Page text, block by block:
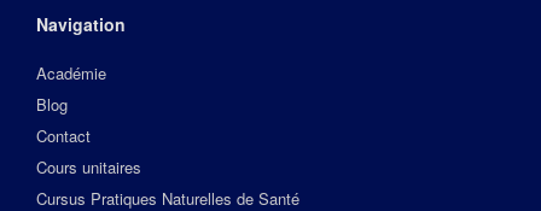
Navigation
Académie
Blog
Contact
Cours unitaires
Cursus Pratiques Naturelles de Santé